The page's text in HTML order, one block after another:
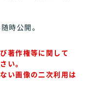
時公開。
著作権等に関して
い。
い画像の二次利用は